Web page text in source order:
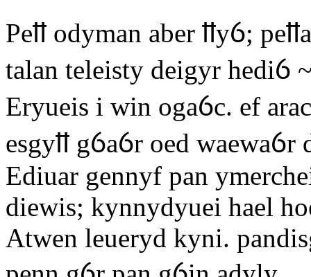
Peỻ odyman aber ỻyỽ;
talan teleisty deigyr hediỽ
Eryueis i win ogaỽc. ef
esgyỻ gỽaỽr oed waewaỽr
Ediuar gennyf pan
diewis; kynnydyuei hael
Atwen leueryd kyni.